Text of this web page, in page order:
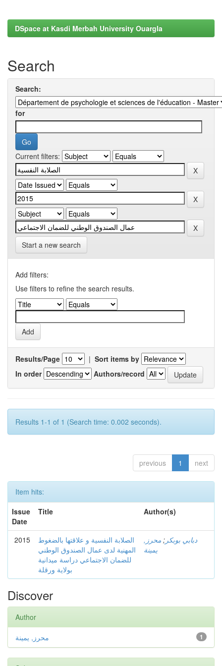
DSpace at Kasdi Merbah University Ouargla
Search
Search:
for
Current filters:
Start a new search
Add filters:
Use filters to refine the search results.
Results/Page | Sort items by
In order
Authors/record
Results 1-1 of 1 (Search time: 0.002 seconds).
previous 1 next
Item hits:
Issue
Date
Title Author(s)
2015
الصلابة النفسية و علاقتها بالضغوط
المهنية لدى عمال الصندوق الوطني
للضمان الاجتماعي دراسة ميدانية
بولاية ورقلة
دبابي بوبكر ; محرز,
يمينة
Discover
Author
1 محرز, يمينة